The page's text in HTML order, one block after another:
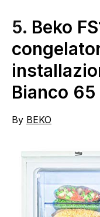
5. Beko
Bianco 65
By BEKO